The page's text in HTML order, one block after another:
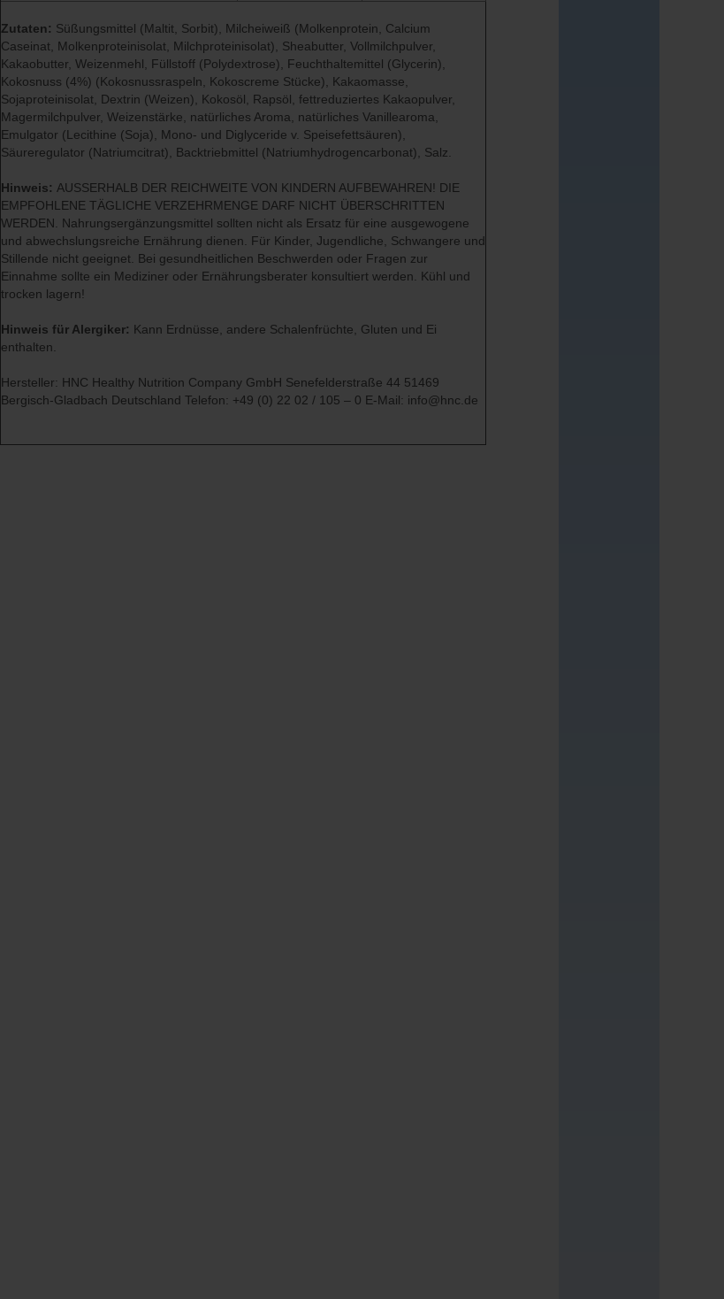
Zutaten: Süßungsmittel (Maltit, Sorbit), Milcheiweiß (Molkenprotein, Calcium
Caseinat, Molkenproteinisolat, Milchproteinisolat), Sheabutter, Vollmilchpulver,
Kakaobutter, Weizenmehl, Füllstoff (Polydextrose), Feuchthaltemittel (Glycerin),
Kokosnuss (4%) (Kokosnussraspeln, Kokoscreme Stücke), Kakaomasse,
Sojaproteinisolat, Dextrin (Weizen), Kokosöl, Rapsöl, fettreduziertes Kakaopulver,
Magermilchpulver, Weizenstärke, natürliches Aroma, natürliches Vanillearoma,
Emulgator (Lecithine (Soja), Mono- und Diglyceride v. Speisefettsäuren),
Säureregulator (Natriumcitrat), Backtriebmittel (Natriumhydrogencarbonat), Salz.
Hinweis: AUSSERHALB DER REICHWEITE VON KINDERN AUFBEWAHREN! DIE
EMPFOHLENE TÄGLICHE VERZEHRMENGE DARF NICHT ÜBERSCHRITTEN
WERDEN. Nahrungsergänzungsmittel sollten nicht als Ersatz für eine ausgewogene
und abwechslungsreiche Ernährung dienen. Für Kinder, Jugendliche, Schwangere und
Stillende nicht geeignet. Bei gesundheitlichen Beschwerden oder Fragen zur
Einnahme sollte ein Mediziner oder Ernährungsberater konsultiert werden. Kühl und
trocken lagern!
Hinweis für Alergiker: Kann Erdnüsse, andere Schalenfrüchte, Gluten und Ei
enthalten.
Hersteller: HNC Healthy Nutrition Company GmbH Senefelderstraße 44 51469
Bergisch-Gladbach Deutschland Telefon: +49 (0) 22 02 / 105 – 0 E-Mail: info@hnc.de